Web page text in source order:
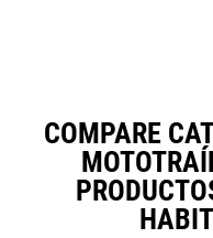
y
COMPARE